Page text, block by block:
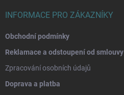
INFORMACE PRO ZÁKAZNÍKY
Obchodní podmínky
Reklamace a odstoupení od smlouvy
Zpracování osobních údajů
Doprava a platba